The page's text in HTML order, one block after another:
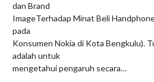
dan Brand
ImageTerhadap Minat Beli
pada
Konsumen Nokia di Kota Bengkulu).
adalah untuk
mengetahui pengaruh secara…